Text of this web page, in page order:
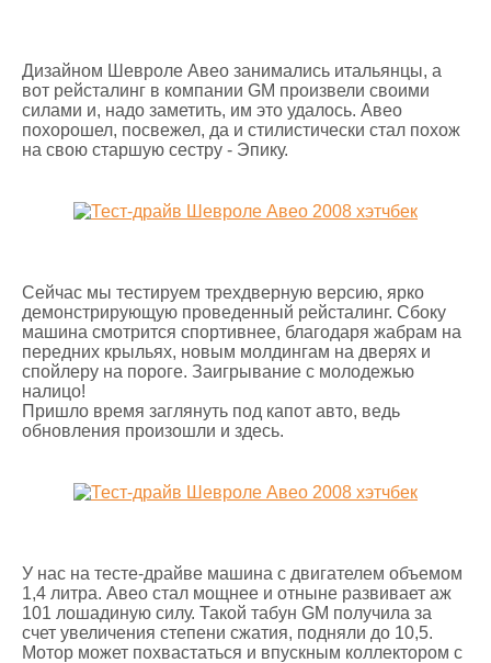
Дизайном Шевроле Авео занимались итальянцы, а
вот рейсталинг в компании GM произвели своими
силами и, надо заметить, им это удалось. Авео
похорошел, посвежел, да и стилистически стал похож
на свою старшую сестру - Эпику.
Сейчас мы тестируем трехдверную версию, ярко
демонстрирующую проведенный рейсталинг. Сбоку
машина смотрится спортивнее, благодаря жабрам на
передних крыльях, новым молдингам на дверях и
спойлеру на пороге. Заигрывание с молодежью
налицо!
Пришло время заглянуть под капот авто, ведь
обновления произошли и здесь.
У нас на тесте-драйве машина с двигателем объемом
1,4 литра. Авео стал мощнее и отныне развивает аж
101 лошадиную силу. Такой табун GM получила за
счет увеличения степени сжатия, подняли до 10,5.
Мотор может похвастаться и впускным коллектором с